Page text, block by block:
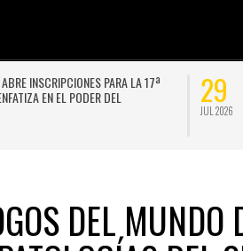
INSCRIPCIONES PARA LA 17ª
EN EL PODER DEL
29
JUL 2026
DEL MUNDO